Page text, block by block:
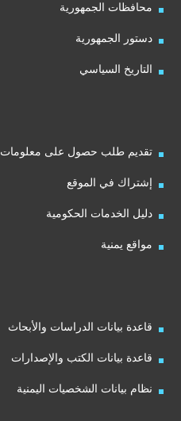
محافظات الجمهورية
دستور الجمهورية
التاريخ السياسي
تقديم طلب حصول على معلومات
إشتراك في الموقع
دليل الخدمات الحكومية
مواقع يمنية
قاعدة بيانات الدراسات والأبحاث
قاعدة بيانات الكتب والإصدارات
نظام بيانات الشخصيات اليمنية